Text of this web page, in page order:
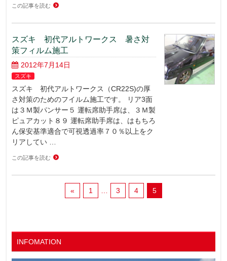
この記事を読む
スズキ 初代アルトワークス 暑さ対
策フィルム施工
2012年7月14日
スズキ
スズキ 初代アルトワークス（CR22S)の厚
さ対策のためのフイルム施工です。 リア3面
は３Ｍ製パンサー５ 運転席助手席は、３Ｍ製
ピュアカット８９ 運転席助手席は、はもちろ
ん保安基準適合で可視透過率７０％以上をク
リアしてい …
この記事を読む
« 1 3 4 5
INFOMATION